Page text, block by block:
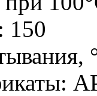
150